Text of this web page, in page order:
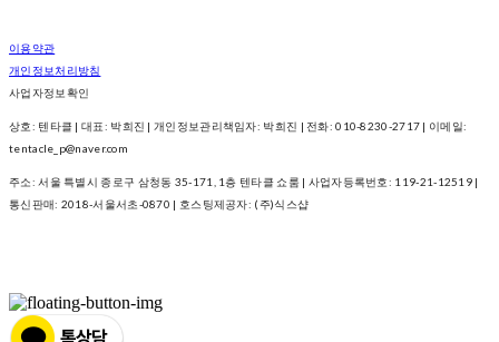
이용약관
개인정보처리방침
사업자정보확인
상호: 텐타클 | 대표: 박희진 | 개인정보관리책임자: 박희진 | 전화: 010-8230-2717 | 이메일:
tentacle_p@naver.com
주소: 서울 특별시 종로구 삼청동 35-171, 1층 텐타클 쇼룸 | 사업자등록번호: 119-21-12519 |
통신판매: 2018-서울서초-0870 | 호스팅제공자: (주)식스샵